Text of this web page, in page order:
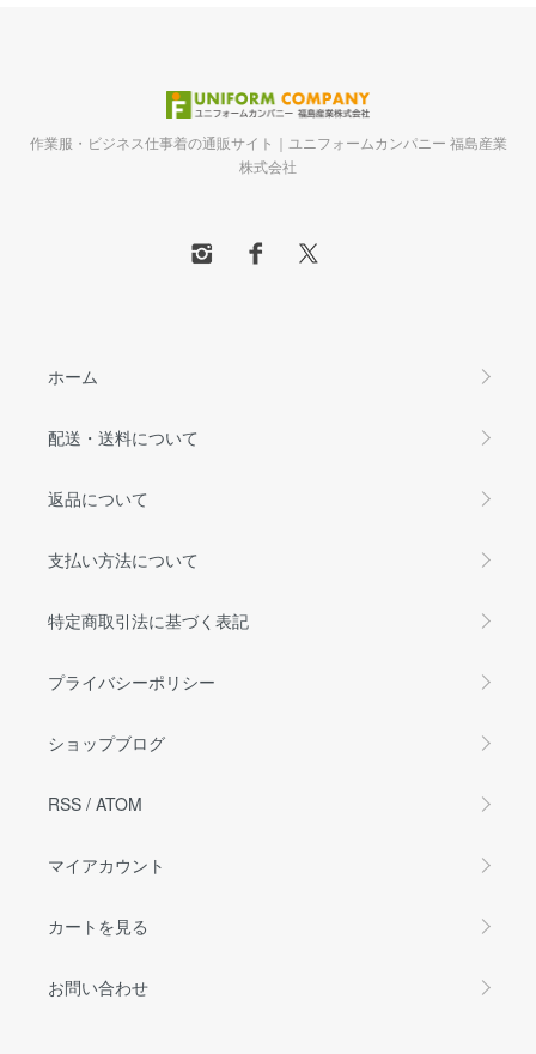
作業服・ビジネス仕事着の通販サイト｜ユニフォームカンパニー 福島産業
株式会社
ホーム
配送・送料について
返品について
支払い方法について
特定商取引法に基づく表記
プライバシーポリシー
ショップブログ
RSS / ATOM
マイアカウント
カートを見る
お問い合わせ